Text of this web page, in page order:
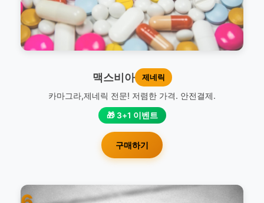
맥스비아 제네릭
카마그라,제네릭 전문! 저렴한 가격. 안전결제.
🎁 3+1 이벤트
구매하기